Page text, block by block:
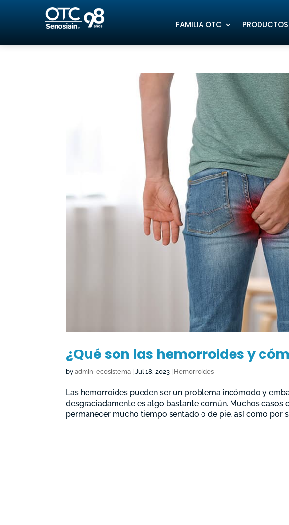
FAMILIA OTC PRODUCTOS
¿Qué son las hemorroides y
byadmin-ecosistema |Jul 18, 2023 Hemorroides
Las hemorroides pueden ser un problema incómodo y
desgraciadamente es algo bastante común. Muchos
permanecer mucho tiempo sentado o de pie, así como por